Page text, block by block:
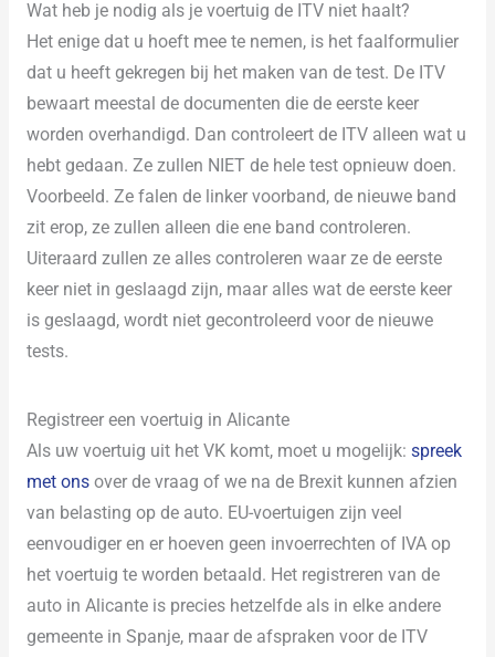
Wat heb je nodig als je voertuig de ITV niet haalt?
Het enige dat u hoeft mee te nemen, is het faalformulier
dat u heeft gekregen bij het maken van de test. De ITV
bewaart meestal de documenten die de eerste keer
worden overhandigd. Dan controleert de ITV alleen wat u
hebt gedaan. Ze zullen NIET de hele test opnieuw doen.
Voorbeeld. Ze falen de linker voorband, de nieuwe band
zit erop, ze zullen alleen die ene band controleren.
Uiteraard zullen ze alles controleren waar ze de eerste
keer niet in geslaagd zijn, maar alles wat de eerste keer
is geslaagd, wordt niet gecontroleerd voor de nieuwe
tests.
Registreer een voertuig in Alicante
Als uw voertuig uit het VK komt, moet u mogelijk: spreek
met onsover de vraag of we na de Brexit kunnen afzien
van belasting op de auto. EU-voertuigen zijn veel
eenvoudiger en er hoeven geen invoerrechten of IVA op
het voertuig te worden betaald. Het registreren van de
auto in Alicante is precies hetzelfde als in elke andere
gemeente in Spanje, maar de afspraken voor de ITV